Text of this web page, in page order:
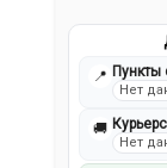
📍
Нет
🚚
Нет